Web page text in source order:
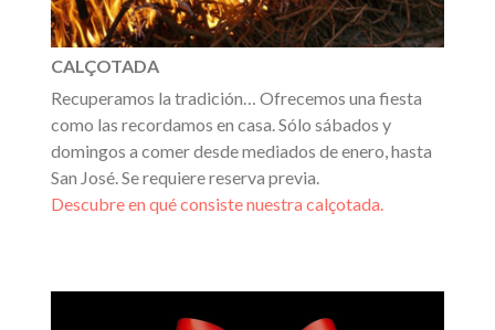
CALÇOTADA
Recuperamos la tradición… Ofrecemos una fiesta
como las recordamos en casa. Sólo sábados y
domingos a comer desde mediados de enero, hasta
San José. Se requiere reserva previa.
Descubre en qué consiste nuestra calçotada.